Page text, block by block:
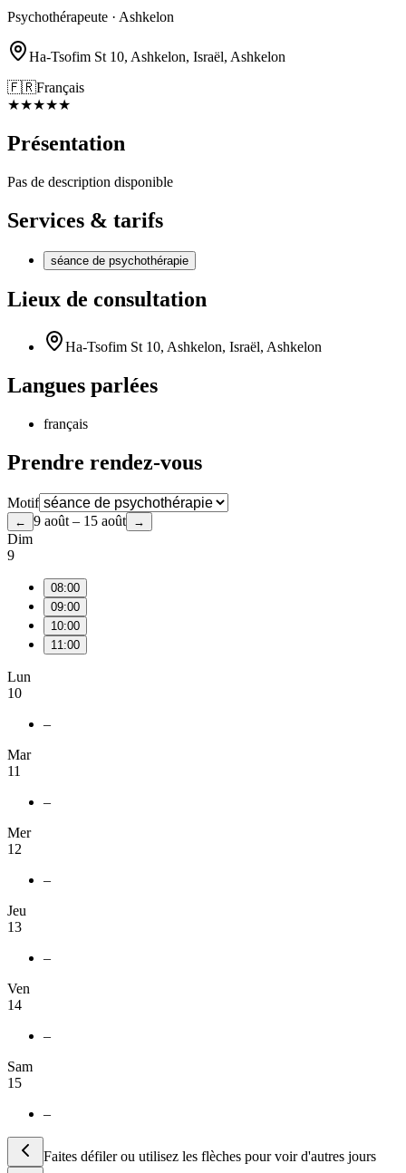
Psychothérapeute · Ashkelon
Ha-Tsofim St 10, Ashkelon, Israël, Ashkelon
🇫🇷Français
★★★★★
Présentation
Pas de description disponible
Services & tarifs
séance de psychothérapie
Lieux de consultation
Ha-Tsofim St 10, Ashkelon, Israël, Ashkelon
Langues parlées
français
Prendre rendez-vous
Motif
← 9 août – 15 août →
Dim
9
08:00
09:00
10:00
11:00
Lun
10
–
Mar
11
–
Mer
12
–
Jeu
13
–
Ven
14
–
Sam
15
–
Faites défiler ou utilisez les flèches pour voir d'autres jours